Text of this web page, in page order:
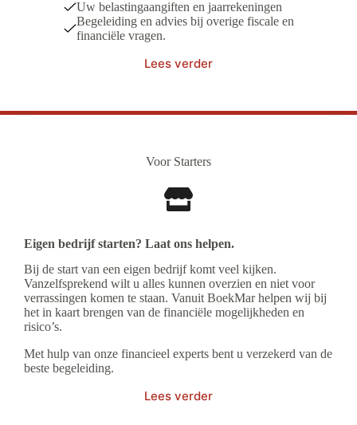
Uw belastingaangiften en jaarrekeningen
Begeleiding en advies bij overige fiscale en
financiële vragen.
Lees verder
Voor Starters
Eigen bedrijf starten? Laat ons helpen.
Bij de start van een eigen bedrijf komt veel kijken.
Vanzelfsprekend wilt u alles kunnen overzien en niet voor
verrassingen komen te staan. Vanuit BoekMar helpen wij bij
het in kaart brengen van de financiële mogelijkheden en
risico’s.
Met hulp van onze financieel experts bent u verzekerd van de
beste begeleiding.
Lees verder